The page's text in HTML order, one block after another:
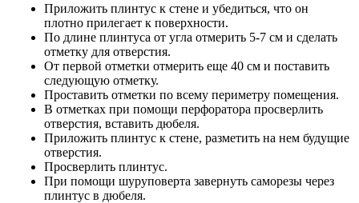
Приложить плинтус к стене и убедиться, что он
плотно прилегает к поверхности.
По длине плинтуса от угла отмерить 5-7 см и сделать
отметку для отверстия.
От первой отметки отмерить еще 40 см и поставить
следующую отметку.
Проставить отметки по всему периметру помещения.
В отметках при помощи перфоратора просверлить
отверстия, вставить дюбеля.
Приложить плинтус к стене, разметить на нем будущие
отверстия.
Просверлить плинтус.
При помощи шуруповерта завернуть саморезы через
плинтус в дюбеля.